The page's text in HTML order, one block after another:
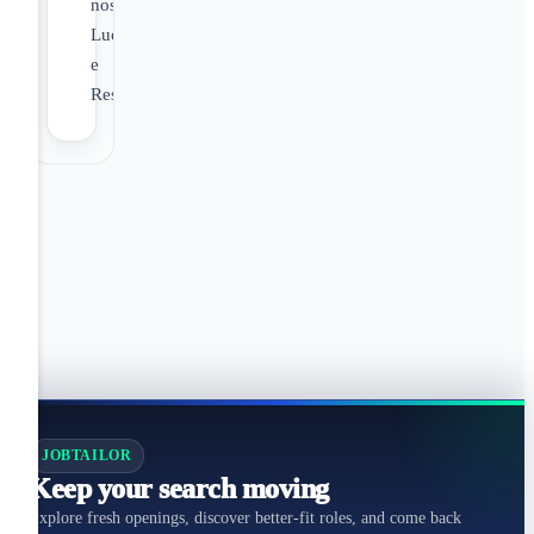
nos
Lucros
e
Resultados;
JOBTAILOR
Keep your search moving
Explore fresh openings, discover better-fit roles, and come back